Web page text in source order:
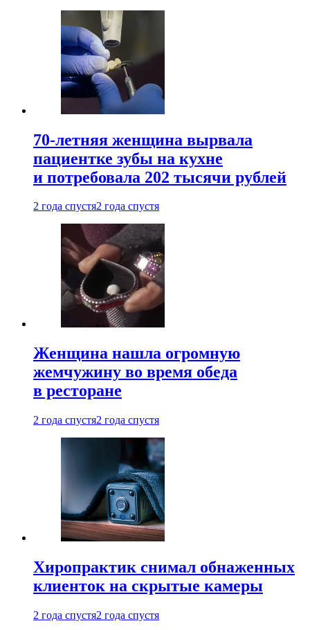
70-летняя женщина вырвала
пациентке зубы на кухне
и потребовала 202 тысячи рублей
2 года спустя2 года спустя
Женщина нашла огромную
жемчужину во время обеда
в ресторане
2 года спустя2 года спустя
Хиропрактик снимал обнаженных
клиенток на скрытые камеры
2 года спустя2 года спустя